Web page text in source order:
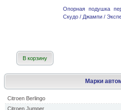
Марки
Citroen Berlingo
Citroen Jumper
Опорная подушка
Скудо / Джампи /
В корзину